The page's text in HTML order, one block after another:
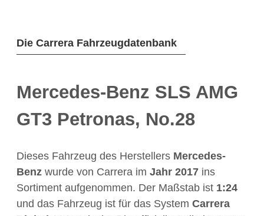
Die Carrera Fahrzeugdatenbank
Mercedes-Benz SLS AMG
GT3 Petronas, No.28
Dieses Fahrzeug des Herstellers Mercedes-
Benz wurde von Carrera im Jahr 2017 ins
Sortiment aufgenommen. Der Maßstab ist 1:24
und das Fahrzeug ist für das System Carrera